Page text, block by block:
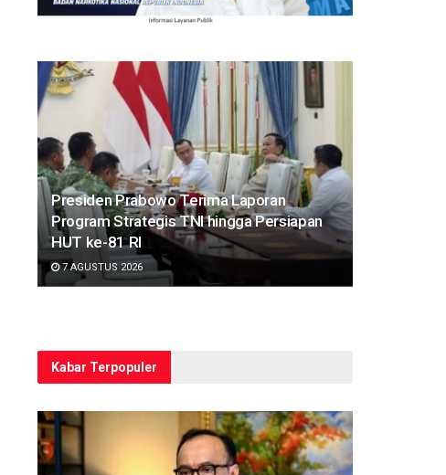
Presiden Prabowo Terima Laporan
Program Strategis TNI hingga Persiapan
HUT ke-81 RI
7 AGUSTUS 2026
Kabar Terpopuler